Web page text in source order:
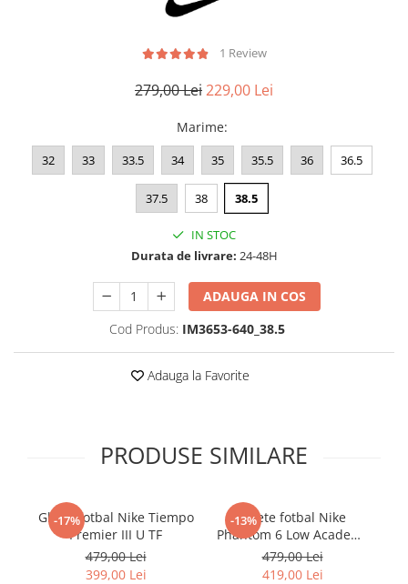
1 Review
279,00 Lei229,00 Lei
Marime:
32 33 33.5 34 35 35.5 36 36.5
37.5 38 38.5
IN STOC
Durata de livrare: 24-48H
ADAUGA IN COS
Cod Produs: IM3653-640_38.5
Adauga la Favorite
PRODUSE SIMILARE
-17%
Ghete fotbal Nike Tiempo
Premier III U TF
479,00 Lei
399,00 Lei
-13%
Ghete fotbal Nike
Phantom 6 Low Academy
TF NU3
479,00 Lei
419,00 Lei